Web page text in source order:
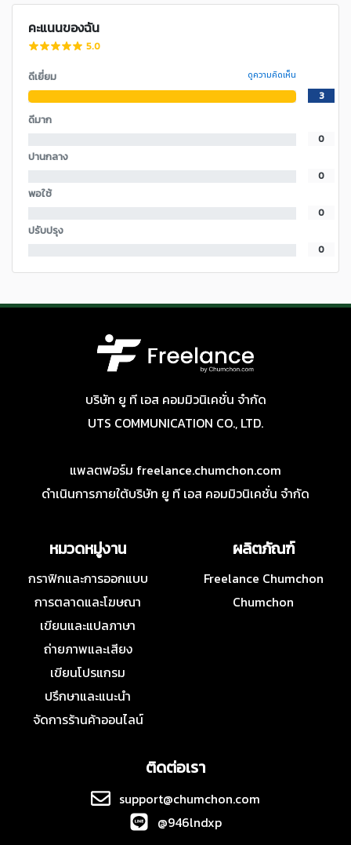
คะแนนของฉัน
5.0
ดีเยี่ยม ดูความคิดเห็น
3
ดีมาก
0
ปานกลาง
0
พอใช้
0
ปรับปรุง
0
บริษัท ยู ที เอส คอมมิวนิเคชั่น จำกัด
UTS COMMUNICATION CO., LTD.
แพลตฟอร์ม freelance.chumchon.com
ดำเนินการภายใต้บริษัท ยู ที เอส คอมมิวนิเคชั่น จำกัด
หมวดหมู่งาน
กราฟิกและการออกแบบ
การตลาดและโฆษณา
เขียนและแปลภาษา
ถ่ายภาพและเสียง
เขียนโปรแกรม
ปรึกษาและแนะนำ
จัดการร้านค้าออนไลน์
ผลิตภัณฑ์
Freelance Chumchon
Chumchon
ติดต่อเรา
support@chumchon.com
@946lndxp